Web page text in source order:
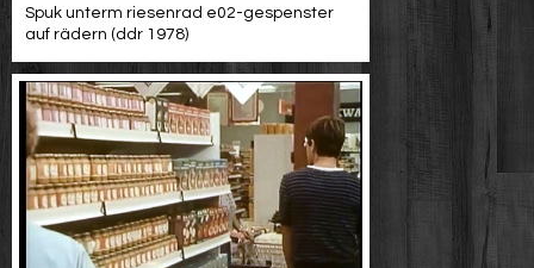
Spuk unterm riesenrad e02-gespenster
auf rädern (ddr 1978)